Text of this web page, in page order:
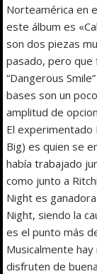
Norteamérica en
este álbum es
son dos piezas
pasado, pero que
“Dangerous
bases son un
amplitud de
El experimentado
Big) es quien se
había trabajado
como junto a
Night es
Night, siendo la
es el punto más
Musicalmente
disfruten de